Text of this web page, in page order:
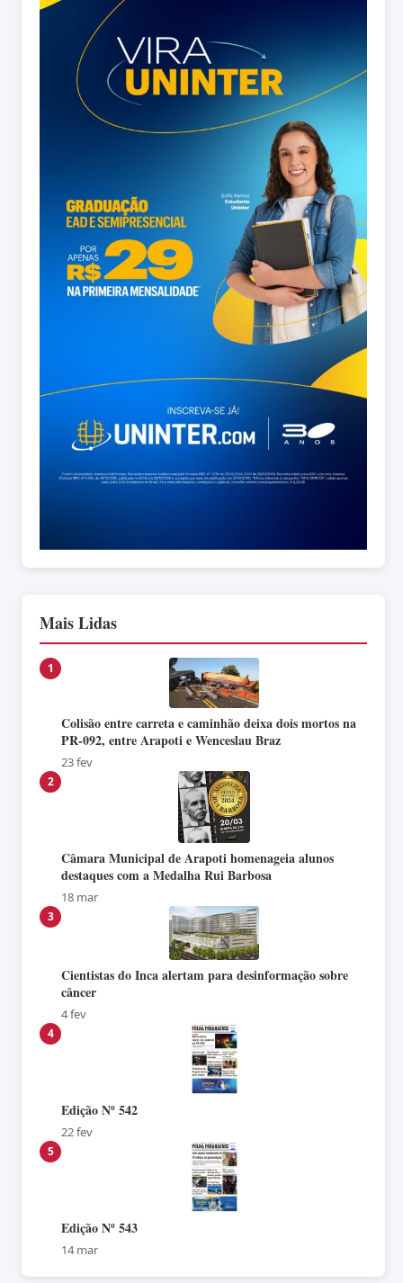
Mais Lidas
1
Colisão entre carreta e caminhão deixa dois mortos na
PR-092, entre Arapoti e Wenceslau Braz
23 fev
2
Câmara Municipal de Arapoti homenageia alunos
destaques com a Medalha Rui Barbosa
18 mar
3
Cientistas do Inca alertam para desinformação sobre
câncer
4 fev
4
Edição Nº 542
22 fev
5
Edição Nº 543
14 mar